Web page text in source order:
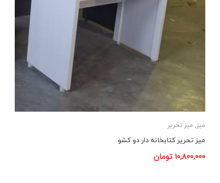
میز, میز تحریر
میز تحریر کتابخانه دار دو کشو
۱۰,۸۰۰,۰۰۰تومان